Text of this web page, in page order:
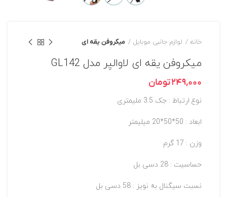
خانه لوازم جانبی موبایل میکروفن یقه ای
میکروفن یقه ای لاوالیِر مدل GL142
تومان
نوع ارتباط : جک 3.5 ملیمتری
ابعاد : 50*50*20 میلیمتر
وزن : 17 گرم
حساسیت : 28 دسی بل
نسبت سیگنال به نویز : 58 دسی بل